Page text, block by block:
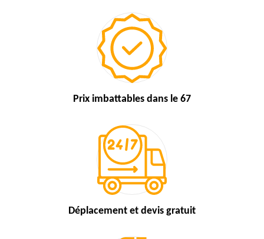
Prix imbattables dans le 67
Déplacement et devis gratuit